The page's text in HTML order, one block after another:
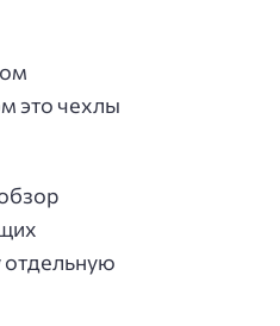
это чехлы
отдельную